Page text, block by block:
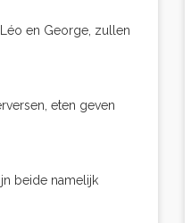
en George, zullen
eten geven
beide namelijk